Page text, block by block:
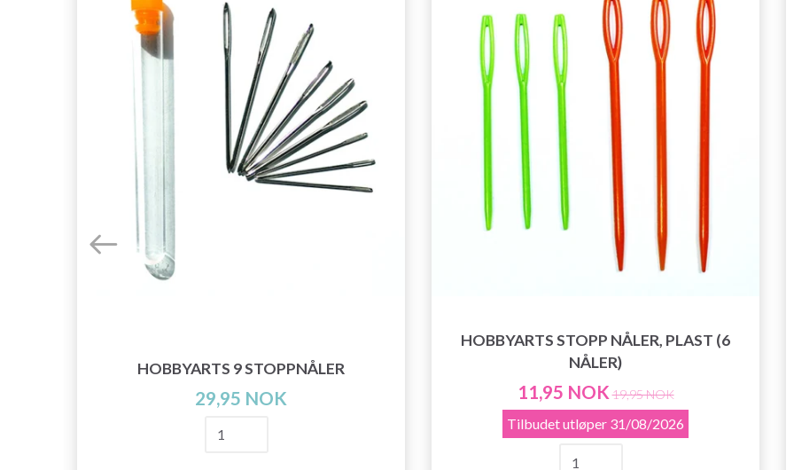
HOBBYARTS 9 STOPPNÅLER
29,95 NOK
HOBBYARTS STOPP NÅLER, PLAST (6
NÅLER)
11,95 NOK 19,95 NOK
Tilbudet utløper 31/08/2026